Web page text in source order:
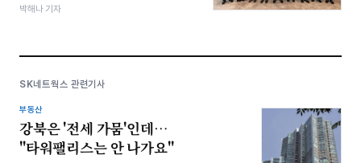
박해나 기자
SK네트웍스 관련기사
부동산
강북은 '전세 가뭄'인데…
"타워팰리스는 안 나가요"